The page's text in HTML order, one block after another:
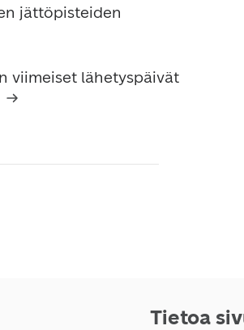
jättöpisteiden
viimeiset lähetyspäivät
Tietoa